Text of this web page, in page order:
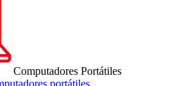
Computadores Portátiles
portátiles